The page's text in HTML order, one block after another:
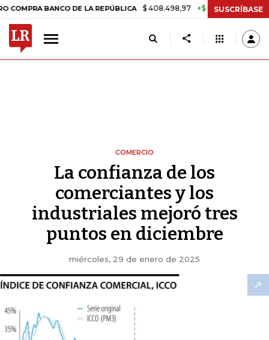
BANCO DE LA REPÚBLICA $ 408.498,97 +$ 8.753,81 +2,19%
SUSCRÍBASE
COMERCIO
La confianza de los
comerciantes y los
industriales mejoró tres
puntos en diciembre
miércoles, 29 de enero de 2025